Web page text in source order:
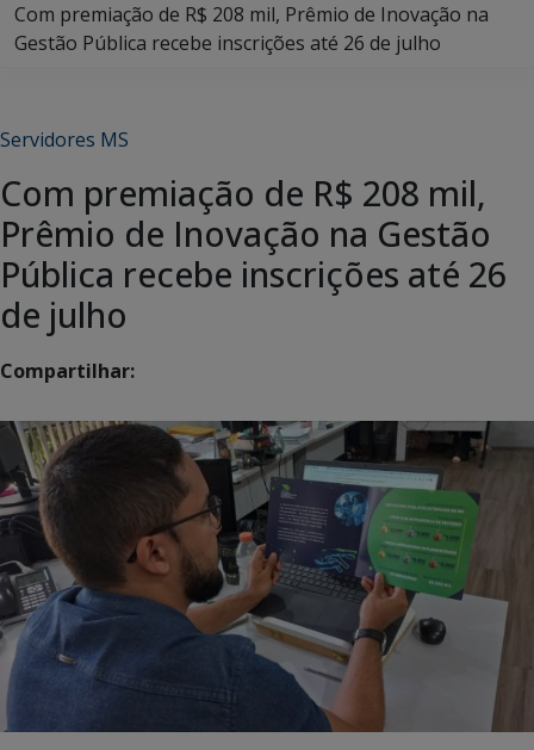
Com premiação de R$ 208 mil, Prêmio de Inovação na
Gestão Pública recebe inscrições até 26 de julho
Servidores MS
Com premiação de R$ 208 mil,
Prêmio de Inovação na Gestão
Pública recebe inscrições até 26
de julho
Compartilhar: